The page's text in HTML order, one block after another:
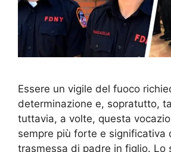
Essere un vigile del fuoco
determinazione e, sopratutto,
tuttavia, a volte, questa
sempre più forte e significativa
trasmessa di padre in figlio. Lo